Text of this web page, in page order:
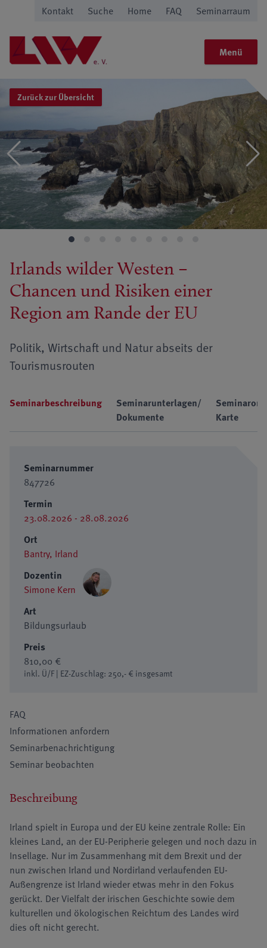
Kontakt Suche Home FAQ Seminarraum
Menü
Zurück zur Übersicht
Irlands wilder Westen –
Chancen und Risiken einer
Region am Rande der EU
Politik, Wirtschaft und Natur abseits der
Tourismusrouten
Seminarbeschreibung
Seminarunterlagen/
Dokumente
Seminarort/
Karte
Seminarnummer
847726
Termin
23.08.2026 - 28.08.2026
Ort
Bantry, Irland
Dozentin
Simone Kern
Art
Bildungsurlaub
Preis
810,00 €
inkl. Ü/F | EZ-Zuschlag: 250,- € insgesamt
FAQ
Informationen anfordern
Seminarbenachrichtigung
Seminar beobachten
Beschreibung
Irland spielt in Europa und der EU keine zentrale Rolle: Ein
kleines Land, an der EU-Peripherie gelegen und noch dazu in
Insellage. Nur im Zusammenhang mit dem Brexit und der
nun zwischen Irland und Nordirland verlaufenden EU-
Außengrenze ist Irland wieder etwas mehr in den Fokus
gerückt. Der Vielfalt der irischen Geschichte sowie dem
kulturellen und ökologischen Reichtum des Landes wird
dies oft nicht gerecht.